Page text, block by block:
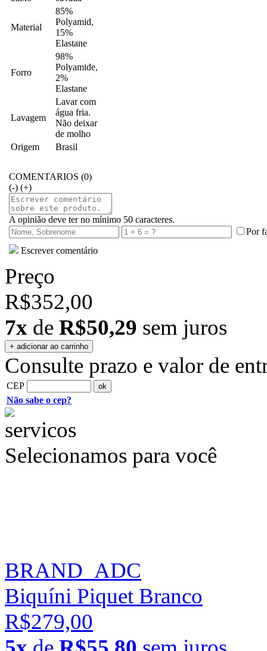
Material
85%
Polyamid,
15%
Elastane
Forro
98%
Polyamide,
2%
Elastane
Lavagem
Lavar com
água fria.
Não deixar
de molho
Origem
Brasil
COMENTARIOS (0)
(-) (+)
A opinião deve ter no mínimo 50 caracteres.
Por
Escrever comentário
Preço
R$352,00
7x de R$50,29 sem juros
Consulte prazo e valor de
CEP
Não sabe o cep?
Selecionamos para você
BRAND_ADC
Biquíni Piquet Branco
R$279,00